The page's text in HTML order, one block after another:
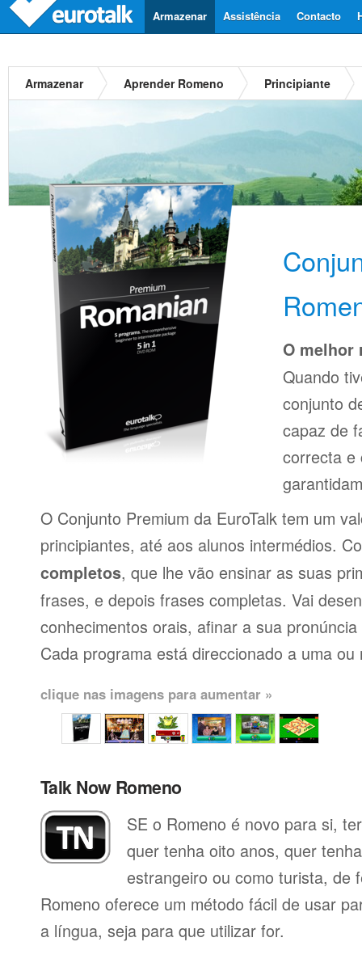
Contacto
Assistência
Armazenar
Armazenar Aprender Romeno Principiante
O melhor
Quando
conjunto
capaz de
correcta e
O Conjunto Premium da EuroTalk tem um
principiantes, até aos alunos intermédios.
completos, que lhe vão ensinar as suas
frases, e depois frases completas. Vai
conhecimentos orais, afinar a sua
Cada programa está direccionado a uma
clique nas imagens para aumentar »
Talk Now Romeno
SE o Romeno é novo para si,
quer tenha oito anos, quer
estrangeiro ou como turista, de
Romeno oferece um método fácil de usar
a língua, seja para que utilizar for.